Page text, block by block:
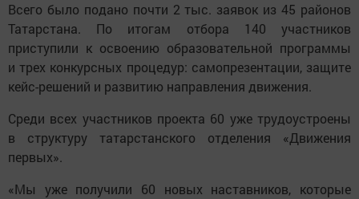
Всего было подано почти 2 тыс. заявок из 45 районов
Татарстана. По итогам отбора 140 участников
приступили к освоению образовательной программы
и трех конкурсных процедур: самопрезентации, защите
кейс-решений и развитию направления движения.
Среди всех участников проекта 60 уже трудоустроены
в структуру татарстанского отделения «Движения
первых».
«Мы уже получили 60 новых наставников, которые